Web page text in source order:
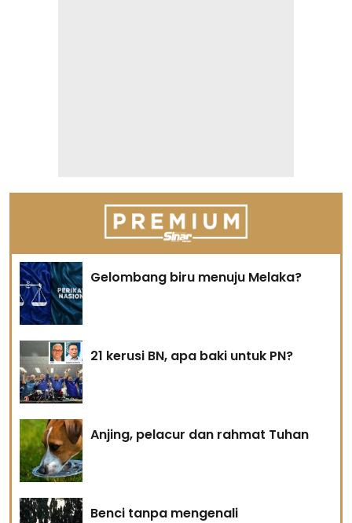
Gelombang biru menuju Melaka?
21 kerusi BN, apa baki untuk PN?
Anjing, pelacur dan rahmat Tuhan
Benci tanpa mengenali